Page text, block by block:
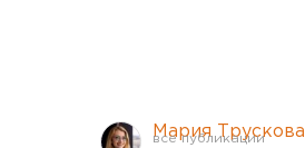
Мария Трускова